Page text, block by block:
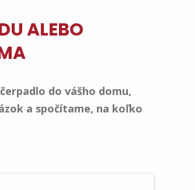
ALEBO
do vášho domu,
a spočítame, na koľko